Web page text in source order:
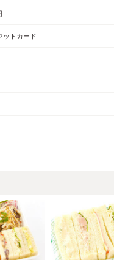
ットカード